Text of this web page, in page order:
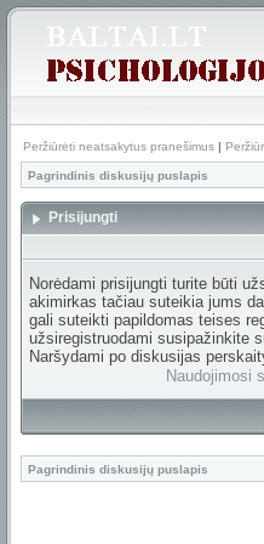
Peržiūrėti neatsakytus pranešimus |
Pagrindinis diskusijų puslapis
Prisijungti
Norėdami prisijungti turite būti
akimirkas tačiau suteikia jums
gali suteikti papildomas teises
užsiregistruodami susipažinkite
Naršydami po diskusijas
Naudojimosi
Pagrindinis diskusijų puslapis